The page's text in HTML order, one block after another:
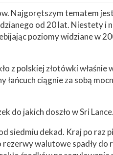
Najgorętszym tematem
od 20 lat. Niestety i
poziomy widziane w
z polskiej złotówki właśnie
łańcuch ciągnie za sobą
do jakich doszło w Sri Lance.
siedmiu dekad. Kraj po raz
rezerwy walutowe spadły